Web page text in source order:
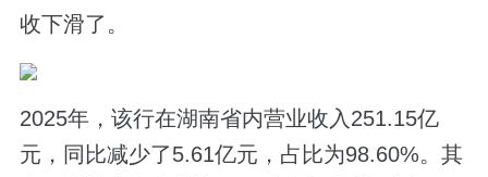
收下滑了。
2025年，该行在湖南省内营业收入251.15亿
元，同比减少了5.61亿元，占比为98.60%。其